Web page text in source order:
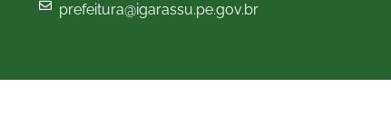
prefeitura@igarassu.pe.gov.br